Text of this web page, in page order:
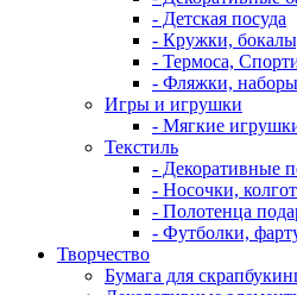
- Детская посуда
- Кружки,
- Термоса,
- Фляжки,
Игры и игрушки
- Мягкие
Текстиль
- Декоративные
- Носочки,
- Полотенца
- Футболки,
Творчество
Бумага для